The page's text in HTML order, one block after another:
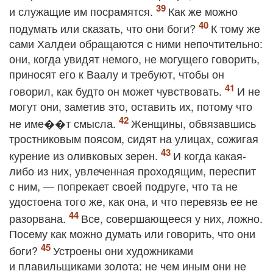
и служащие им посрамятся.
Как же можно
подумать или сказать, что они боги?
К тому же
сами Халдеи обращаются с ними непочтительно:
они, когда увидят немого, не могущего говорить,
приносят его к Ваалу и требуют, чтобы он
говорил, как будто он может чувствовать.
И не
могут они, заметив это, оставить их, потому что
не име��т смысла.
Женщины, обвязавшись
тростниковым поясом, сидят на улицах, сожигая
курение из оливковых зерен.
И когда какая‐
либо из них, увлеченная проходящим, переспит
с ним, — попрекает своей подруге, что та не
удостоена того же, как она, и что перевязь ее не
разорвана.
Все, совершающееся у них, ложно.
Посему как можно думать или говорить, что они
боги?
Устроены они художниками
и плавильщиками золота; не чем иным они не